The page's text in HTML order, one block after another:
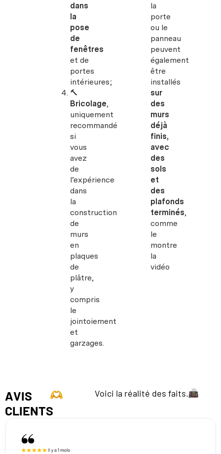
dans
la
pose
de
fenêtres
et de
portes
intérieures;
🔨
Bricolage,
uniquement
recommandé
si
vous
avez
de
l’expérience
dans
la
construction
de
murs
en
plaques
de
plâtre,
y
compris
le
jointoiement
et
garzages.
la
porte
ou le
panneau
peuvent
également
être
installés
sur
des
murs
déjà
finis,
avec
des
sols
et
des
plafonds
terminés,
comme
le
montre
la
vidéo
AVIS
CLIENTS
Voici la réalité des faits.